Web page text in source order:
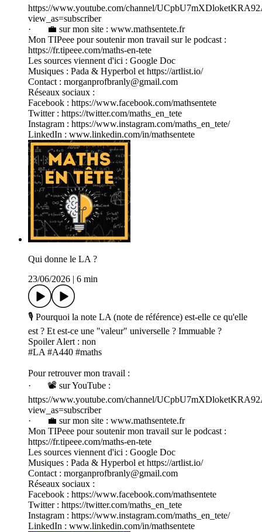
https://www.youtube.com/channel/
view_as=subscriber
· 💼 sur mon site : www.mathsentete.fr
Mon TIPeee pour soutenir mon travail sur le podcast :
https://fr.tipeee.com/maths-en-tete
Les sources viennent d'ici : Google Doc
Musiques : Pada & Hyperbol et https://artlist.io/
Contact : morganprofbranly@gmail.com
Réseaux sociaux :
Facebook : https://www.facebook.com/mathsentete
Twitter : https://twitter.com/maths_en_tete
Instagram : https://www.instagram.com/maths_en_tete/
LinkedIn : www.linkedin.com/in/mathsentete
Qui donne le LA ?
23/06/2026
6 min
🎙️ Pourquoi la note LA (note de référence) est-elle ce qu'elle
est ? Et est-ce une "valeur" universelle ? Immuable ?
Spoiler Alert : non
#LA #A440 #maths
Pour retrouver mon travail :
· 📽️ sur YouTube :
https://www.youtube.com/channel/
view_as=subscriber
· 💼 sur mon site : www.mathsentete.fr
Mon TIPeee pour soutenir mon travail sur le podcast :
https://fr.tipeee.com/maths-en-tete
Les sources viennent d'ici : Google Doc
Musiques : Pada & Hyperbol et https://artlist.io/
Contact : morganprofbranly@gmail.com
Réseaux sociaux :
Facebook : https://www.facebook.com/mathsentete
Twitter : https://twitter.com/maths_en_tete
Instagram : https://www.instagram.com/maths_en_tete/
LinkedIn : www.linkedin.com/in/mathsentete